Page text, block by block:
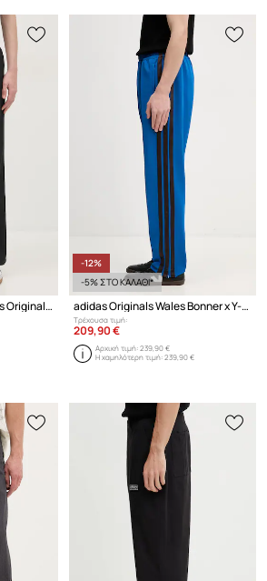
Παντελόνι φόρμας adidas Originals Premium Baggy Track Pant
-12%
-5% ΣΤΟ ΚΑΛΑΘΙ*
adidas Originals Wales Bonner x Y-3 παντελόνι επίσημο ανδρικό
Τρέχουσα τιμή:
209,90 €
Αρχική τιμή:239,90 €
Η χαμηλότερη τιμή:239,90 €